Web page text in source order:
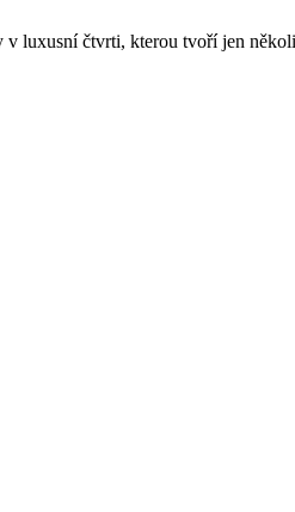
v luxusní čtvrti, kterou tvoří jen